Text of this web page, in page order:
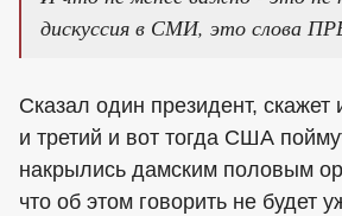
дискуссия в СМИ, это слова
Сказал один президент, скажет
и третий и вот тогда США
накрылись дамским половым
что об этом говорить не будет